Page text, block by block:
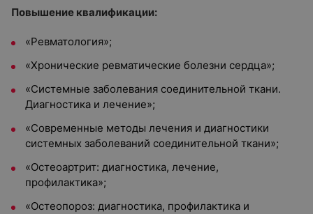
Повышение квалификации:
«Ревматология»;
«Хронические ревматические болезни сердца»;
«Системные заболевания соединительной ткани.
Диагностика и лечение»;
«Современные методы лечения и диагностики
системных заболеваний соединительной ткани»;
«Остеоартрит: диагностика, лечение,
профилактика»;
«Остеопороз: диагностика, профилактика и